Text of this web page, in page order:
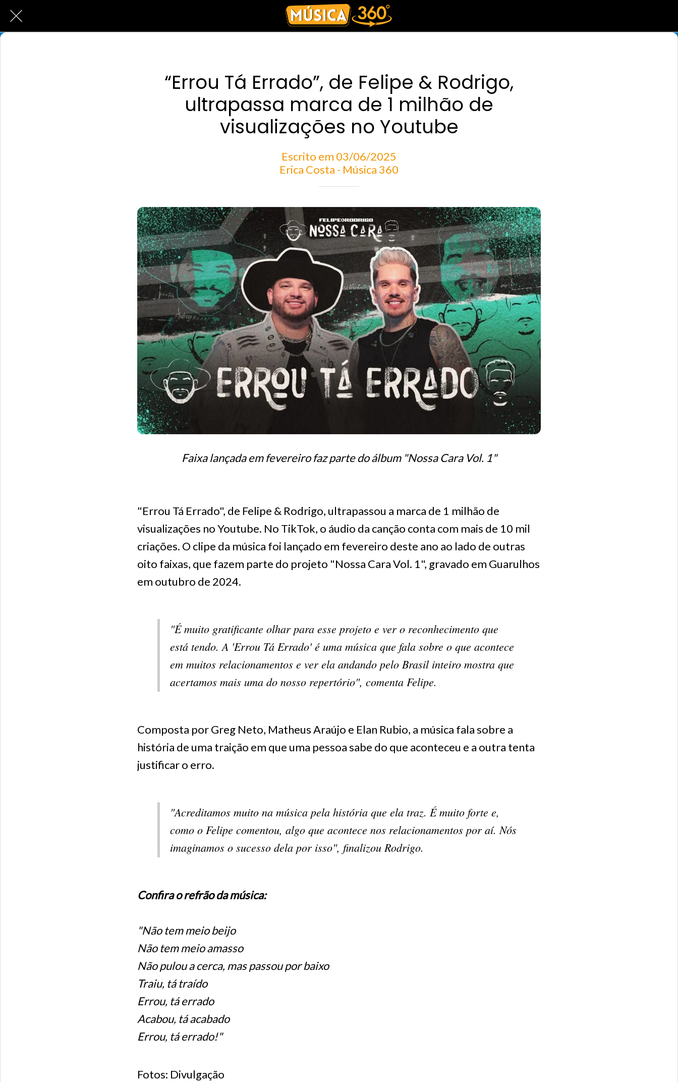
“Errou Tá Errado”, de Felipe & Rodrigo,
ultrapassa marca de 1 milhão de
visualizações no Youtube
Escrito em 03/06/2025
Erica Costa - Música 360
Faixa lançada em fevereiro faz parte do álbum "Nossa Cara Vol. 1"
"Errou Tá Errado", de Felipe & Rodrigo, ultrapassou a marca de 1 milhão de
visualizações no Youtube. No TikTok, o áudio da canção conta com mais de 10 mil
criações. O clipe da música foi lançado em fevereiro deste ano ao lado de outras
oito faixas, que fazem parte do projeto "Nossa Cara Vol. 1", gravado em Guarulhos
em outubro de 2024.
"É muito gratificante olhar para esse projeto e ver o reconhecimento que
está tendo. A 'Errou Tá Errado' é uma música que fala sobre o que acontece
em muitos relacionamentos e ver ela andando pelo Brasil inteiro mostra que
acertamos mais uma do nosso repertório", comenta Felipe.
Composta por Greg Neto, Matheus Araújo e Elan Rubio, a música fala sobre a
história de uma traição em que uma pessoa sabe do que aconteceu e a outra tenta
justificar o erro.
"Acreditamos muito na música pela história que ela traz. É muito forte e,
como o Felipe comentou, algo que acontece nos relacionamentos por aí. Nós
imaginamos o sucesso dela por isso", finalizou Rodrigo.
Confira o refrão da música:
"Não tem meio beijo
Não tem meio amasso
Não pulou a cerca, mas passou por baixo
Traiu, tá traído
Errou, tá errado
Acabou, tá acabado
Errou, tá errado!"
Fotos: Divulgação